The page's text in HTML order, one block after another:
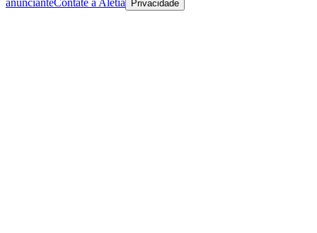
anuncianteContate a Aletia Privacidade